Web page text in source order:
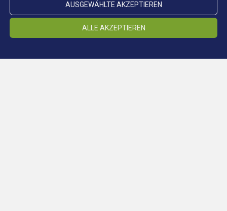
AUSGEWÄHLTE AKZEPTIEREN
ALLE AKZEPTIEREN